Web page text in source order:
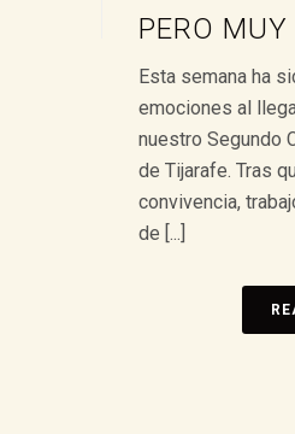
PERO
Esta semana ha
emociones al
nuestro Segundo
de Tijarafe. Tras
convivencia,
de [...]